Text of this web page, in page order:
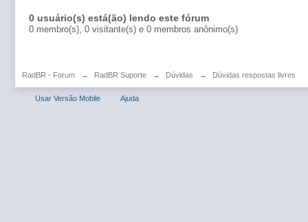
0 usuário(s) está(ão) lendo este fórum
0 membro(s), 0 visitante(s) e 0 membros anônimo(s)
RadBR - Forum → RadBR Suporte → Dúvidas → Dúvidas respostas livres
Usar Versão Mobile Ajuda